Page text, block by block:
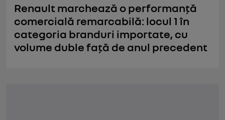
Renault marchează o performanță
comercială remarcabilă: locul 1 în
categoria branduri importate, cu
volume duble față de anul precedent